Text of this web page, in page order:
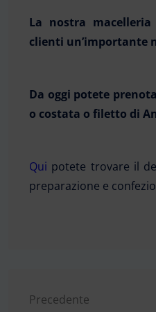
La nostra
clienti un’importante
Da oggi potete
o costata o filetto di
Qui potete trovare il
preparazione e
Navigazione
Precedente